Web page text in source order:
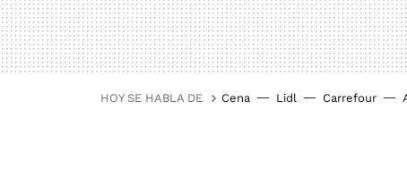
HOY SE HABLA DE Cena Lidl Carrefour